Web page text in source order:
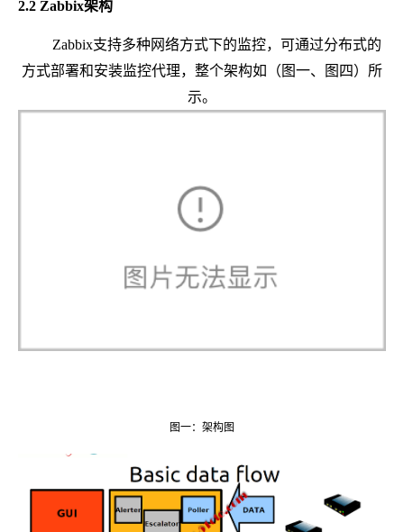
2.2 Zabbix架构
Zabbix支持多种网络方式下的监控，可通过分布式的
方式部署和安装监控代理，整个架构如（图一、图四）所
示。
图一：架构图